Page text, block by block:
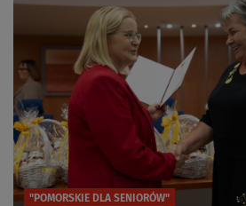
"POMORSKIE DLA SENIORÓW"